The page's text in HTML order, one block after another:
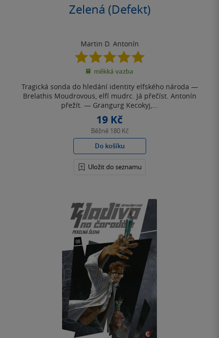
Zelená (Defekt)
Martin D. Antonín
5.0
z
5
měkká vazba
Tragická sonda do hledání identity elfského národa —
Brelathis Moudrovous, elfí mudrc. Já přečíst. Antonín
přežít. — Grangurg Kecokyj,...
19 Kč
Běžně 180 Kč
Do košíku
Uložit do seznamu